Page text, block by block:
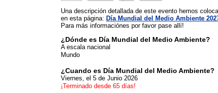
Una descripción detallada de este evento hemos
en esta página: Día Mundial del Medio Ambiente
Para más informaciónes por favor pase allí!
¿Dónde es Día Mundial del Medio Ambiente?
A escala nacional
Mundo
¿Cuando es Día Mundial del Medio Ambiente?
Viernes, el 5 de Junio 2026
¡Terminado desde 65 días!